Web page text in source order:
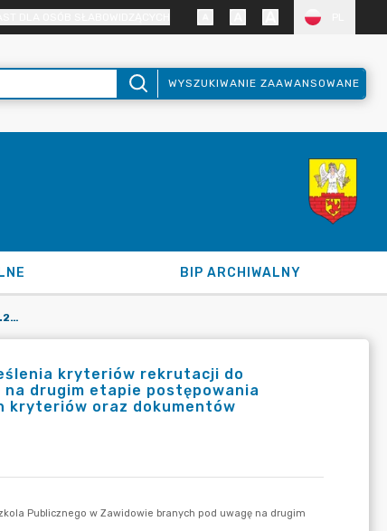
WYSZUKIWANIE ZAAWANSOWANE
BIP ARCHIWALNY
UCHWAŁA NR XII/49/2025 Z DNIA 31.01.2025 R. W SPRAWIE OKREŚLENIA KRYTERIÓW REKRUTACJI DO PRZEDSZKOLA PUBLICZNEGO W ZAWIDOWIE BRANYCH POD UWAGĘ NA DRUGIM ETAPIE POSTĘPOWANIA REKRUTACYJNEGO, OKREŚLENIA LICZBY PUNKTÓW ZA KAŻDE Z TYCH KRYTERIÓW ORAZ DOKUMENTÓW NIEZBĘDNYCH DO ICH POTWIERDZENIA.
kryteriów rekrutacji do
drugim etapie postępowania
kryteriów oraz dokumentów